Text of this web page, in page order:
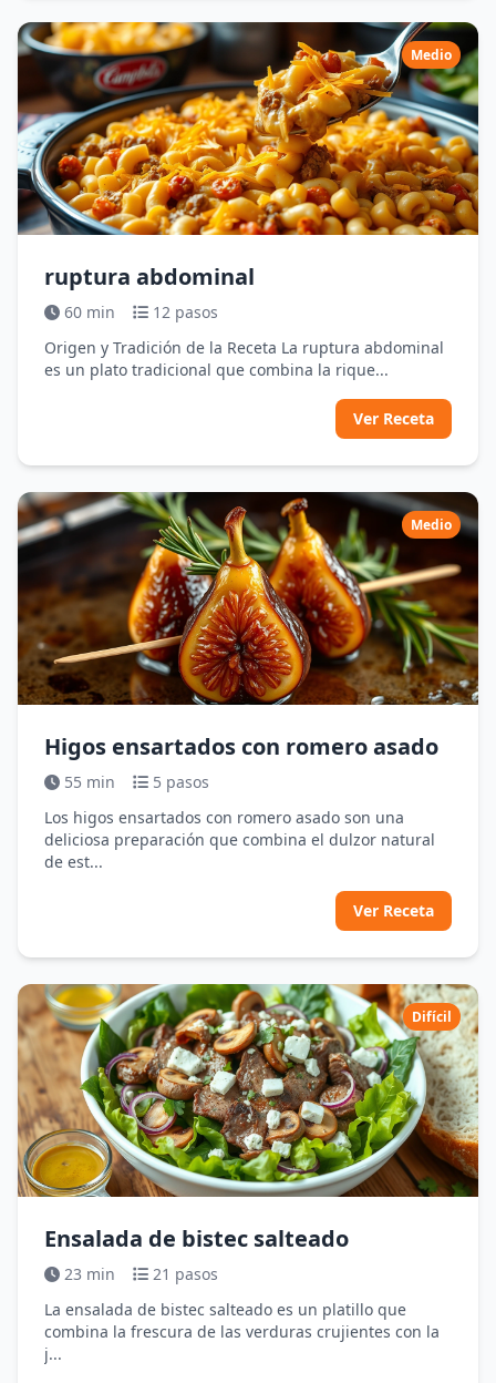
Medio
ruptura abdominal
60 min
12 pasos
Origen y Tradición de la Receta La ruptura abdominal
es un plato tradicional que combina la rique...
Ver Receta
Medio
Higos ensartados con romero asado
55 min
5 pasos
Los higos ensartados con romero asado son una
deliciosa preparación que combina el dulzor natural
de est...
Ver Receta
Difícil
Ensalada de bistec salteado
23 min
21 pasos
La ensalada de bistec salteado es un platillo que
combina la frescura de las verduras crujientes con la
j...